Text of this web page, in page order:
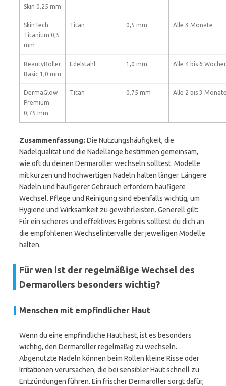
Skin 0,25 mm
SkinTech
Titanium 0,5
mm
Titan 0,5 mm Alle 3 Monate
BeautyRoller
Basic 1,0 mm
Edelstahl 1,0 mm Alle 4 bis 6
DermaGlow
Premium
0,75 mm
Titan 0,75 mm Alle 2 bis 3
Zusammenfassung: Die Nutzungshäufigkeit, die
Nadelqualität und die Nadellänge bestimmen gemeinsam,
wie oft du deinen Dermaroller wechseln solltest. Modelle
mit kurzen und hochwertigen Nadeln halten länger. Längere
Nadeln und häufigerer Gebrauch erfordern häufigere
Wechsel. Pflege und Reinigung sind ebenfalls wichtig, um
Hygiene und Wirksamkeit zu gewährleisten. Generell gilt:
Für ein sicheres und effektives Ergebnis solltest du dich an
die empfohlenen Wechselintervalle der jeweiligen Modelle
halten.
Für wen ist der regelmäßige Wechsel des
Dermarollers besonders wichtig?
Menschen mit empfindlicher Haut
Wenn du eine empfindliche Haut hast, ist es besonders
wichtig, den Dermaroller regelmäßig zu wechseln.
Abgenutzte Nadeln können beim Rollen kleine Risse oder
Irritationen verursachen, die bei sensibler Haut schnell zu
Entzündungen führen. Ein frischer Dermaroller sorgt dafür,